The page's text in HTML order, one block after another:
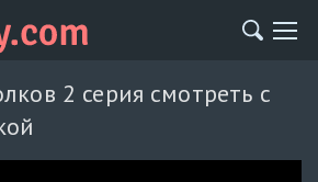
2 серия смотреть с